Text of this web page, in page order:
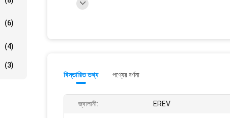
(6)
(4)
(3)
বিস্তারিত তথ্য পণ্যের বর্ণনা
জ্বালানী: EREV